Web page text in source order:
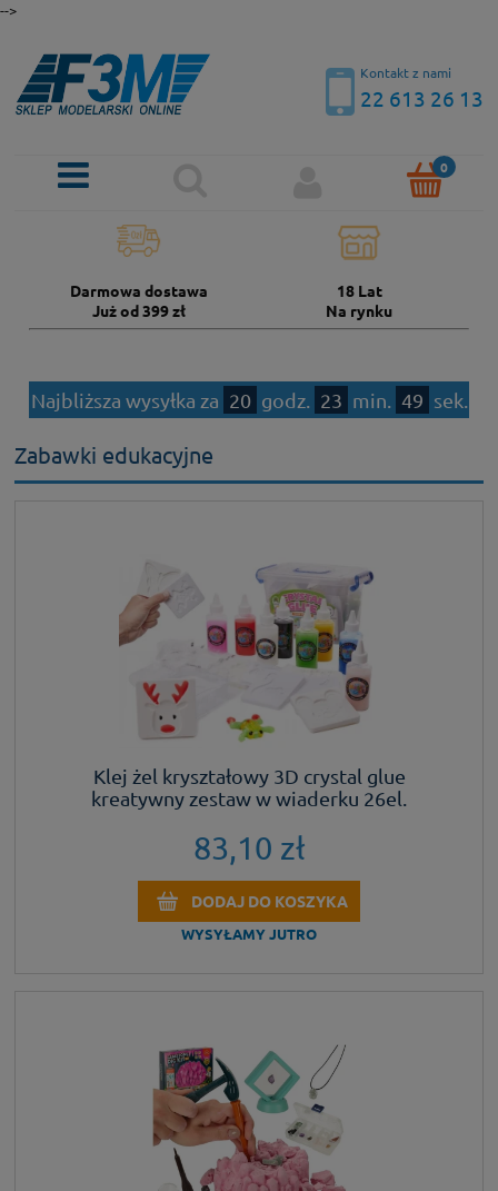
-->
Kontakt z nami
22 613 26 13
Darmowa dostawa
Już od 399 zł
18 Lat
Na rynku
Najbliższa wysyłka za 20 godz. 23 min. 49 sek.
Zabawki edukacyjne
Klej żel kryształowy 3D crystal glue
kreatywny zestaw w wiaderku 26el.
83,10 zł
DODAJ DO KOSZYKA
WYSYŁAMY JUTRO